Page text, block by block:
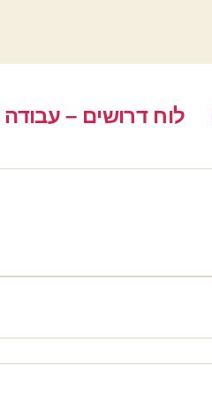
לוח דרושים –